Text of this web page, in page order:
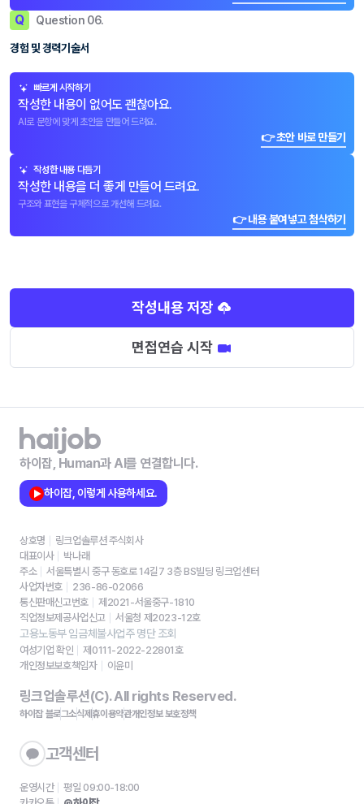
Q Question 06.
경험 및 경력기술서
빠르게 시작하기
작성한 내용이 없어도 괜찮아요.
AI로 문항에 맞게 초안을 만들어 드려요.
👉 초안 바로 만들기
작성한 내용 다듬기
작성한 내용을 더 좋게 만들어 드려요.
구조와 표현을 구체적으로 개선해 드려요.
👉 내용 붙여넣고 첨삭하기
작성내용 저장
면접연습 시작
하이잡, Human과 AI를 연결합니다.
하이잡, 이렇게 사용하세요.
상호명
링크업솔루션 주식회사
대표이사
박나래
주소
서울특별시 중구 동호로 14길7 3층 BS빌딩 링크업센터
사업자번호
236-86-02066
통신판매신고번호
제2021-서울중구-1810
직업정보제공사업신고
서울청 제2023-12호
고용노동부 임금체불사업주 명단 조회
여성기업 확인
제0111-2022-22801호
개인정보보호책임자
이윤미
링크업솔루션(C). All rights Reserved.
하이잡 블로그소식제휴이용약관개인정보 보호정책
고객센터
운영시간
평일 09:00-18:00